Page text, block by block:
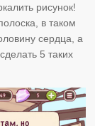
рисунок!
в таком
сердца, а
5 таких